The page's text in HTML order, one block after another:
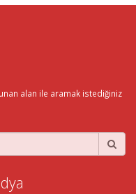
alan ile aramak istediğiniz